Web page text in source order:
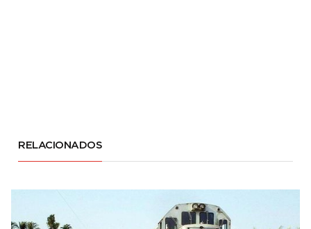
RELACIONADOS